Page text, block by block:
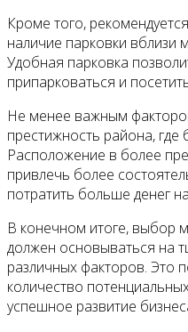
Кроме того,
наличие парковки
Удобная парковка
припарковаться и
Не менее важным
престижность района,
Расположение в более
привлечь более
потратить больше денег
В конечном итоге, выбор
должен основываться на
различных факторов. Это
количество
успешное развитие